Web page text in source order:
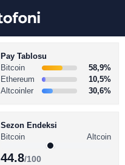
Pay Tablosu
Bitcoin
58,9%
Ethereum
10,5%
Altcoinler
30,6%
Sezon Endeksi
Bitcoin
Altcoin
44.8/100